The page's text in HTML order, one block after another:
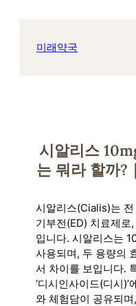
미래약국
시알리스
는 뭐라 할까?
시알리스(Cialis)는
기부전(ED) 치료제
입니다. 시알리스는
사용되며, 두 용량의
서 차이를 보입니다.
‘디시인사이드(디시
와 체험담이 공유되